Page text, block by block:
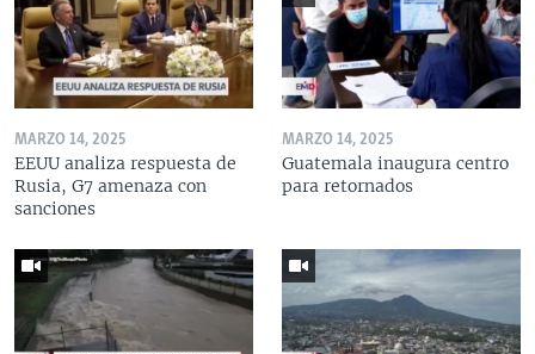
MARZO 14, 2025
EEUU analiza respuesta de
Rusia, G7 amenaza con
sanciones
MARZO 14, 2025
Guatemala inaugura centro
para retornados